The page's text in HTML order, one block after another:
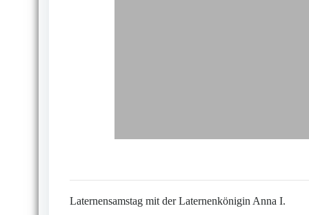
Laternensamstag mit der Laternenkönigin Anna I.